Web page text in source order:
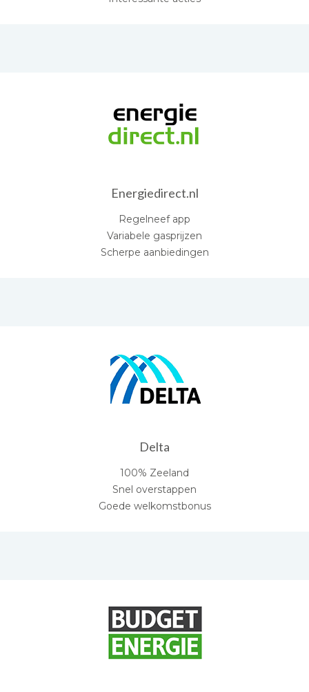
Energiedirect.nl
Regelneef app
Variabele gasprijzen
Scherpe aanbiedingen
Delta
100% Zeeland
Snel overstappen
Goede welkomstbonus